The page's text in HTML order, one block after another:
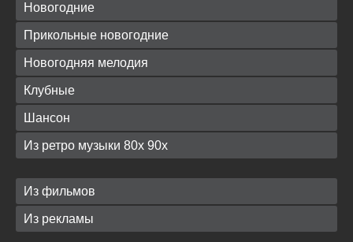
Новогодние
Прикольные новогодние
Новогодняя мелодия
Клубные
Шансон
Из ретро музыки 80х 90х
Из фильмов
Из рекламы